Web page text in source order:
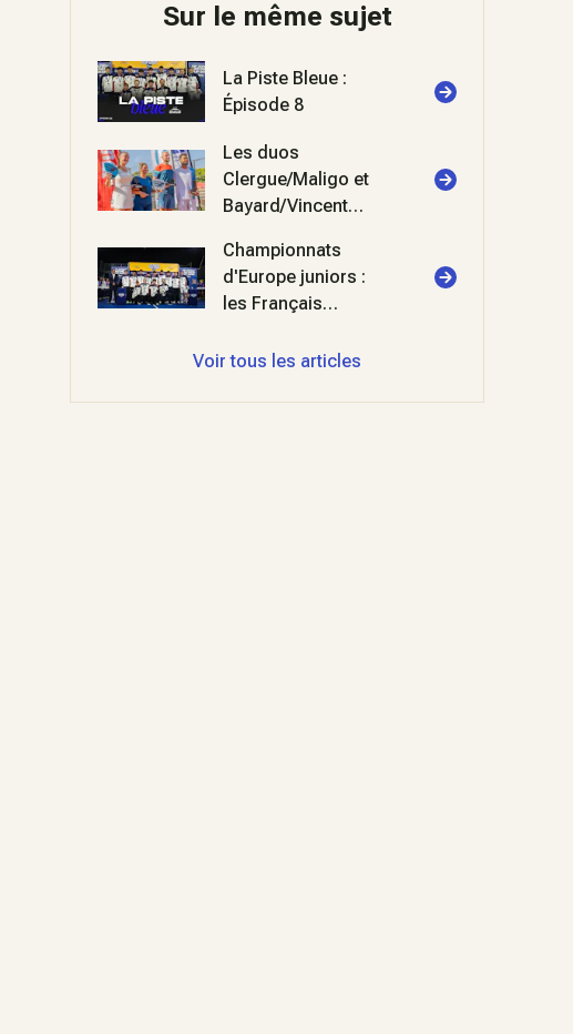
Sur le même sujet
La Piste Bleue :
Épisode 8
Les duos
Clergue/Maligo et
Bayard/Vincent
Cabriès
Championnats
d'Europe juniors :
les Français
Voir tous les articles